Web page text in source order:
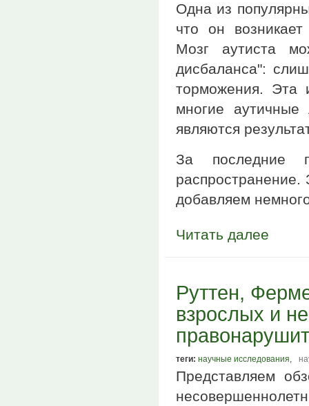
Одна из
что он
Мозг аутиста
дисбаланса":
торможения. Эта
многие
являются
За последние
добавляем
Читать далее
Руттен,
взрослых и
теги: научные исследования
Представляем